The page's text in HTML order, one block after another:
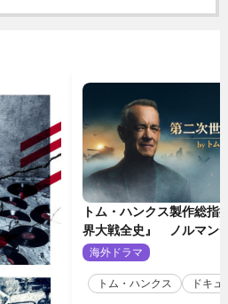
トム・ハンクス製作総指
界大戦全史』 ノルマン
壮絶な戦場を収めた特別
海外ドラマ
トム・ハンクス ドキ